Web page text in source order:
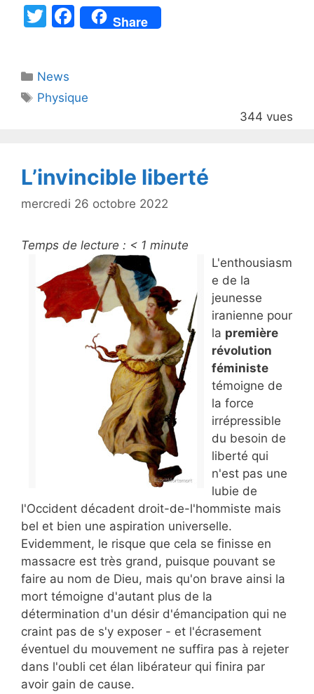
T
er
F
a
b
k
Share
Catégories
News
Étiquettes
Physique
344 vues
L’invincible liberté
mercredi 26 octobre 2022
Temps de lecture : < 1 minute
L'enthousiasm
e de la
jeunesse
iranienne pour
la première
révolution
féministe
témoigne de
la force
irrépressible
du besoin de
liberté qui
n'est pas une
lubie de
l'Occident décadent droit-de-l'hommiste mais
bel et bien une aspiration universelle.
Evidemment, le risque que cela se finisse en
massacre est très grand, puisque pouvant se
faire au nom de Dieu, mais qu'on brave ainsi la
mort témoigne d'autant plus de la
détermination d'un désir d'émancipation qui ne
craint pas de s'y exposer - et l'écrasement
éventuel du mouvement ne suffira pas à rejeter
dans l'oubli cet élan libérateur qui finira par
avoir gain de cause.